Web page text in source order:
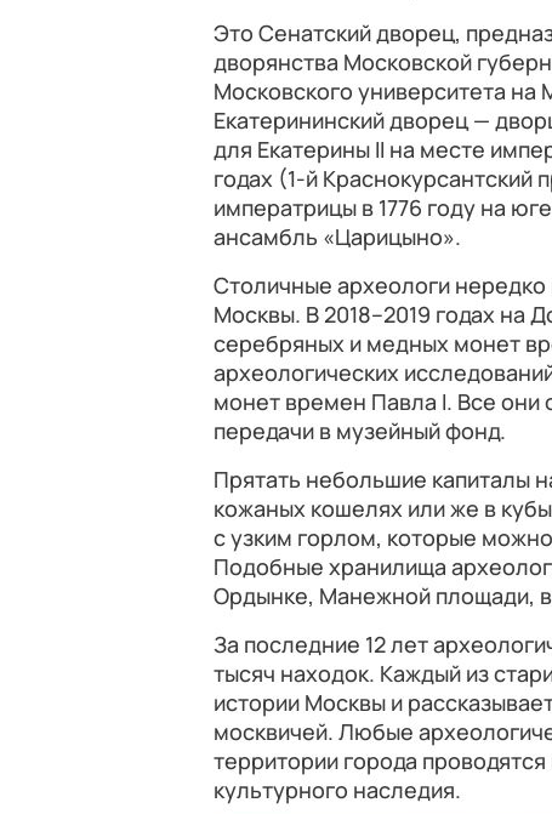
Это Сенатский дворец,
дворянства Московской
Московского университета
Екатерининский дворец —
для Екатерины II на месте
годах (1-й
императрицы в 1776 году на
ансамбль «Царицыно».
Столичные археологи
Москвы. В 2018–2019 годах на
серебряных и медных монет
археологических
монет времен Павла I. Все они
передачи в музейный фонд.
Прятать небольшие капиталы
кожаных кошелях или же в
с узким горлом, которые
Подобные хранилища
Ордынке, Манежной площади,
За последние 12 лет
тысяч находок. Каждый из
истории Москвы и
москвичей. Любые
территории города
культурного наследия.